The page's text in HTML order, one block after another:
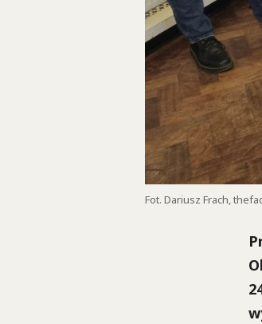
Fot. Dariusz Frach,